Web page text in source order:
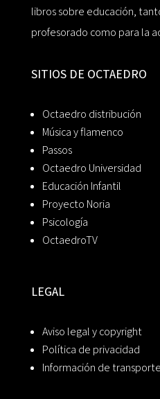
libros sobre educación,
profesorado como para la
SITIOS DE OCTAEDRO
Octaedro distribución
Música y flamenco
Passos
Octaedro Universidad
Educación Infantil
Proyecto Noria
Psicología
OctaedroTV
LEGAL
Aviso legal y copyright
Política de privacidad
Información de transporte